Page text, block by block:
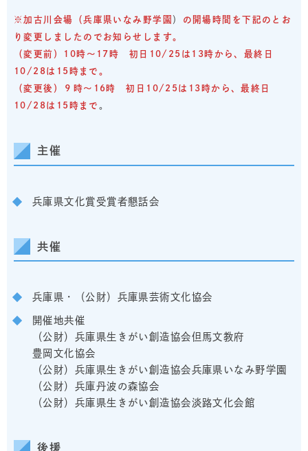
※加古川会場（兵庫県いなみ野学園 ）
の開場時間を下記のとお
り変更しましたのでお知らせします。
（変更前）10時～17時 初日10/25は13時から、最終日
10/28は15時まで。
（変更後）９時～16時 初日10/25は13時から、最終日
10/28は15時まで 。
主催
兵庫県文化賞受賞者懇話会
共催
兵庫県・（公財）兵庫県芸術文化協会
開催地共催
（公財）兵庫県生きがい創造協会但馬文教府
豊岡文化協会
（公財）兵庫県生きがい創造協会兵庫県いなみ野学園
（公財）兵庫丹波の森協会
（公財）兵庫県生きがい創造協会淡路文化会館
後援